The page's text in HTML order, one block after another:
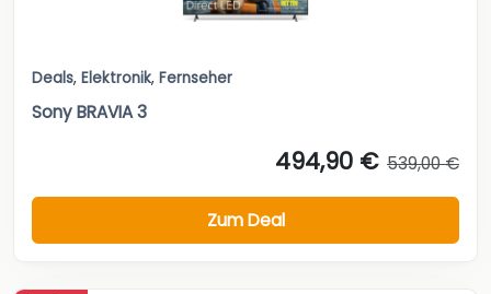
Deals, Elektronik, Fernseher
Sony BRAVIA 3
494,90 € 539,00 €
Zum Deal